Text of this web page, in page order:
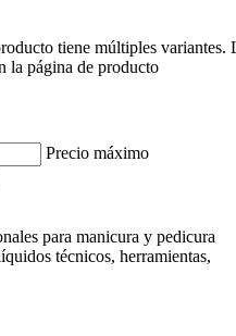
tiene múltiples variantes.
la página de producto
Precio máximo
para manicura y pedicura
técnicos, herramientas,